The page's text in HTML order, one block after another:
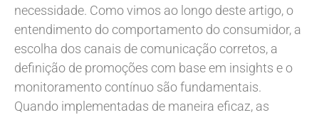
necessidade. Como vimos ao longo deste artigo, o
entendimento do comportamento do consumidor, a
escolha dos canais de comunicação corretos, a
definição de promoções com base em insights e o
monitoramento contínuo são fundamentais.
Quando implementadas de maneira eficaz, as